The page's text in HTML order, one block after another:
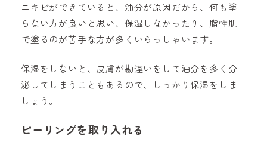
ニキビができていると、油分が原因だから、何も塗
らない方が良いと思い、保湿しなかったり、脂性肌
で塗るのが苦手な方が多くいらっしゃいます。
保湿をしないと、皮膚が勘違いをして油分を多く分
泌してしまうこともあるので、しっかり保湿をしま
しょう。
ピーリングを取り入れる